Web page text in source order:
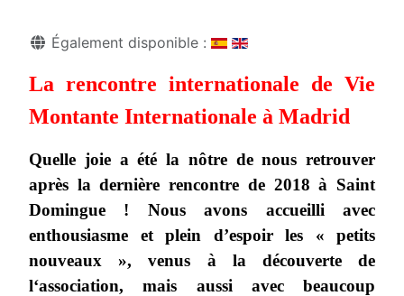
DétailsÉgalement disponible :
La rencontre internationale de Vie
Montante Internationale à Madrid
Quelle joie a été la nôtre de nous retrouver
après la dernière rencontre de 2018 à Saint
Domingue ! Nous avons accueilli avec
enthousiasme et plein d’espoir les « petits
nouveaux », venus à la découverte de
l‘association, mais aussi avec beaucoup